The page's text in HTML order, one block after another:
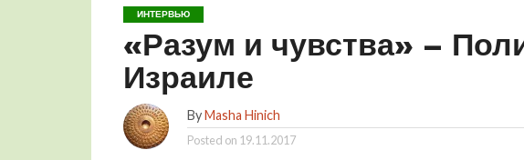
ИНТЕРВЬЮ
«Разум и чувства» –
Израиле
ByMasha Hinich
Posted on 19.11.2017